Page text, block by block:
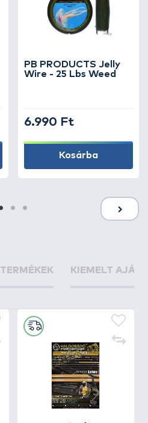
PB PRODUCTS Jelly
Wire - 25 Lbs Weed
6.990 Ft
Kosárba
KIEMELT